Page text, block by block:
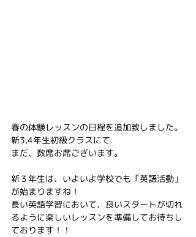
春の体験レッスンの日程を追加致しました。
新3,4年生初級クラスにて
まだ、数席お席ございます。
新３年生は、いよいよ学校でも「英語活動」
が始まりますね！
長い英語学習において、良いスタートが切れ
るように楽しいレッスンを準備してお待ちし
ております！！